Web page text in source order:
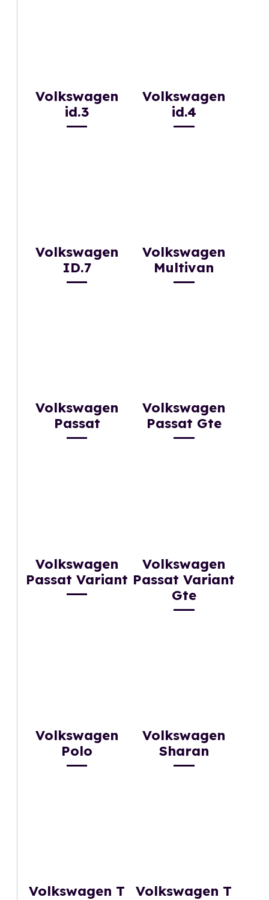
Volkswagen
id.3
Volkswagen
id.4
Volkswagen
ID.7
Volkswagen
Multivan
Volkswagen
Passat
Volkswagen
Passat Gte
Volkswagen
Passat Variant
Volkswagen
Passat Variant
Gte
Volkswagen
Polo
Volkswagen
Sharan
Volkswagen T
Volkswagen T